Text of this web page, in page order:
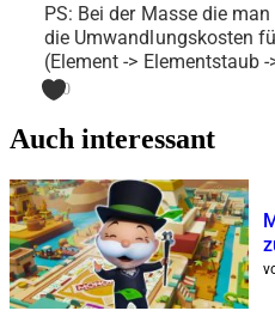
PS: Bei der Masse die
die Umwandlungskosten
(Element -> Elementstaub
0
Auch interessant